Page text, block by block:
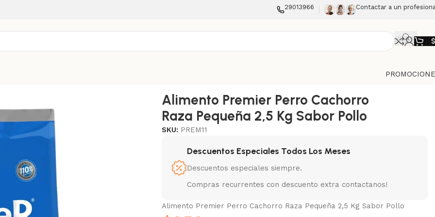
29013966 Contactar a un
$
Alimento Premier Perro Cachorro
Raza Pequeña 2,5 Kg Sabor Pollo
SKU: PREM11
Descuentos Especiales Todos Los Meses
Descuentos especiales siempre.
Compras recurrentes con descuento extra contactanos!
Alimento Premier Perro Cachorro Raza Pequeña 2,5 Kg Sabor Pollo